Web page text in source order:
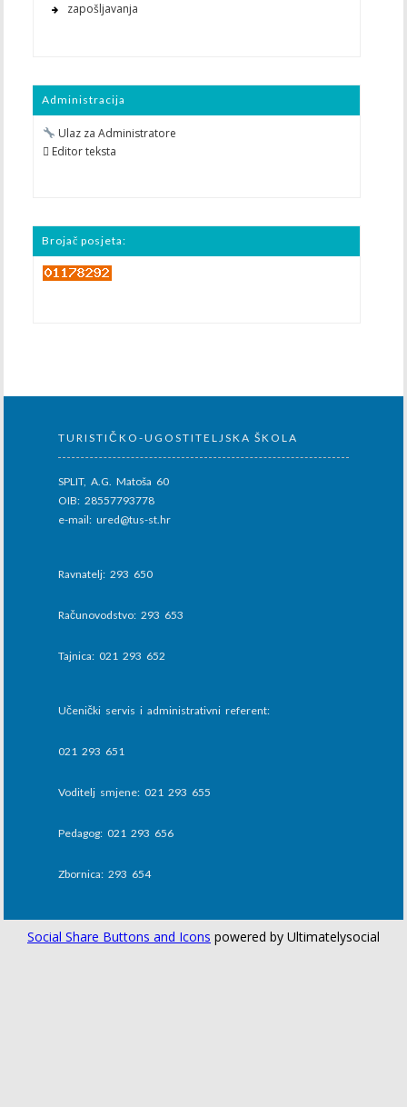
zapošljavanja
Administracija
Ulaz za Administratore
 Editor teksta
Brojač posjeta:
TURISTIČKO-UGOSTITELJSKA ŠKOLA
SPLIT, A.G. Matoša 60
OIB: 28557793778
e-mail: ured@tus-st.hr
Ravnatelj: 293 650
Računovodstvo: 293 653
Tajnica: 021 293 652
Učenički servis i administrativni referent:
021 293 651
Voditelj smjene: 021 293 655
Pedagog: 021 293 656
Zbornica: 293 654
Social Share Buttons and Icons powered by Ultimatelysocial